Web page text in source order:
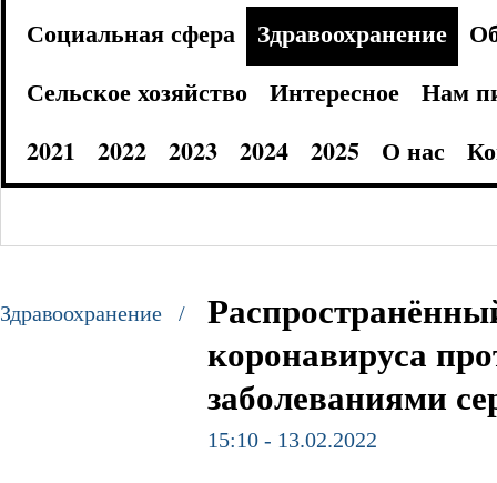
Социальная сфера
Здравоохранение
Сельское хозяйство
Интересное
Нам
2021
2022 2023 2024 2025 О нас
Здравоохранение /
коронавируса
заболеваниями
15:10 - 13.02.2022